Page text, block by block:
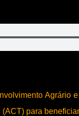
Agrário
para